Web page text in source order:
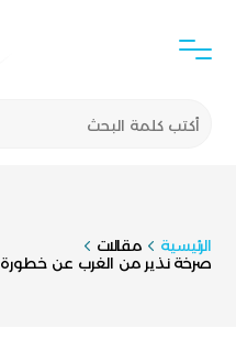
الرئيسية
مقالات
صرخة نذير من الغرب عن خطورة